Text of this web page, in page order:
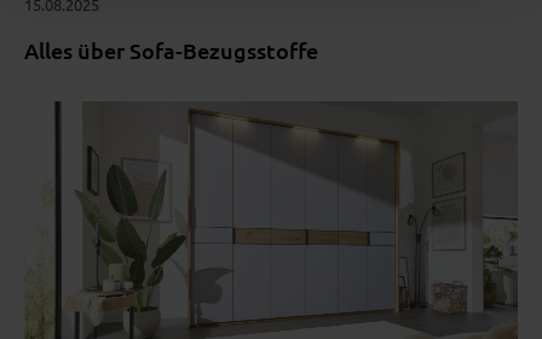
15.08.2025
Alles über Sofa-Bezugsstoffe